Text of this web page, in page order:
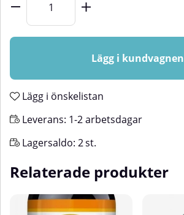
Lägg i kundvagnen
Lägg i önskelistan
Leverans: 1-2 arbetsdagar
Lagersaldo: 2st.
Relaterade produkter